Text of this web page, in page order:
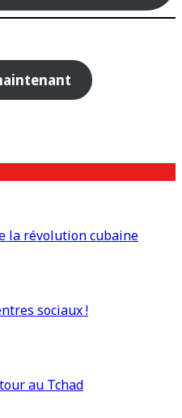
la révolution cubaine
sociaux !
au Tchad